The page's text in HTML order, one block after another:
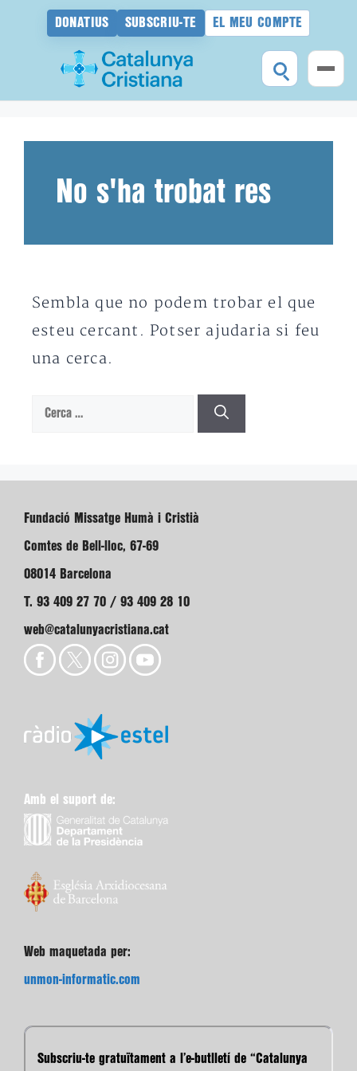
DONATIUS SUBSCRIU-TE EL MEU COMPTE
No s'ha trobat res
Sembla que no podem trobar el que
esteu cercant. Potser ajudaria si feu
una cerca.
Cerca:
Fundació Missatge Humà i Cristià
Comtes de Bell-lloc, 67-69
08014 Barcelona
T. 93 409 27 70 / 93 409 28 10
web@catalunyacristiana.cat
Amb el suport de:
Web maquetada per:
unmon-informatic.com
Subscriu-te gratuïtament a l’e-butlletí de “Catalunya